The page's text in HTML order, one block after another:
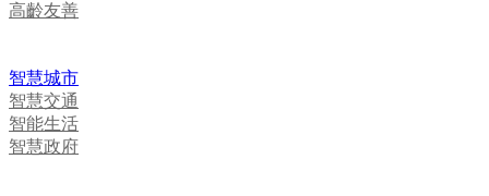
高齡友善
智慧城市
智慧交通
智能生活
智慧政府